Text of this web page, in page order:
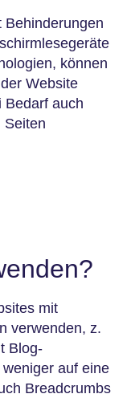
Behinderungen
können
Website
Bedarf auch
Seiten
mit
verwenden, z.
Blog-
auf eine
Breadcrumbs